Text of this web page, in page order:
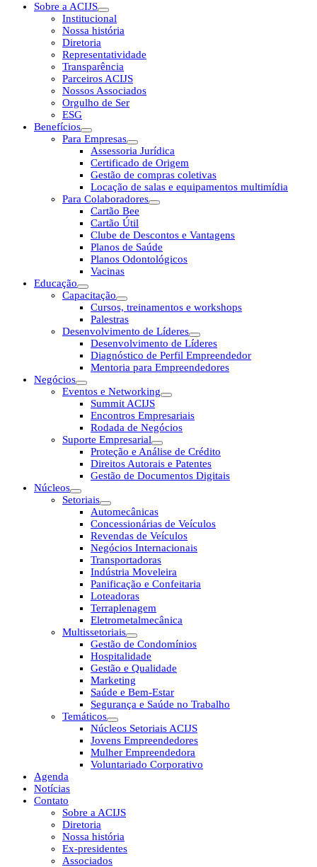
Sobre a ACIJS
Institucional
Nossa história
Diretoria
Representatividade
Transparência
Parceiros ACIJS
Nossos Associados
Orgulho de Ser
ESG
Benefícios
Para Empresas
Assessoria Jurídica
Certificado de Origem
Gestão de compras coletivas
Locação de salas e equipamentos multimídia
Para Colaboradores
Cartão Bee
Cartão Útil
Clube de Descontos e Vantagens
Planos de Saúde
Planos Odontológicos
Vacinas
Educação
Capacitação
Cursos, treinamentos e workshops
Palestras
Desenvolvimento de Líderes
Desenvolvimento de Líderes
Diagnóstico de Perfil Empreendedor
Mentoria para Empreendedores
Negócios
Eventos e Networking
Summit ACIJS
Encontros Empresariais
Rodada de Negócios
Suporte Empresarial
Proteção e Análise de Crédito
Direitos Autorais e Patentes
Gestão de Documentos Digitais
Núcleos
Setoriais
Automecânicas
Concessionárias de Veículos
Revendas de Veículos
Negócios Internacionais
Transportadoras
Indústria Moveleira
Panificação e Confeitaria
Loteadoras
Terraplenagem
Eletrometalmecânica
Multissetoriais
Gestão de Condomínios
Hospitalidade
Gestão e Qualidade
Marketing
Saúde e Bem-Estar
Segurança e Saúde no Trabalho
Temáticos
Núcleos Setoriais ACIJS
Jovens Empreendedores
Mulher Empreendedora
Voluntariado Corporativo
Agenda
Notícias
Contato
Sobre a ACIJS
Diretoria
Nossa história
Ex-presidentes
Associados